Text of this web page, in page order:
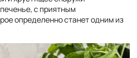
печенье, с приятным
определенно станет одним из